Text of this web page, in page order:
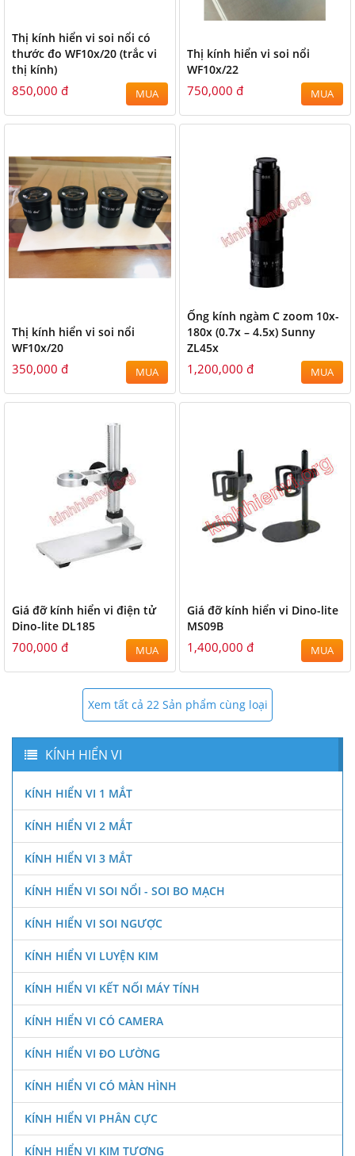
Thị kính hiển vi soi nổi có
thước đo WF10x/20 (trắc vi
thị kính)
850,000 đ MUA
Thị kính hiển vi soi nổi
WF10x/22
750,000 đ MUA
Thị kính hiển vi soi nổi
WF10x/20
350,000 đ MUA
Ống kính ngàm C zoom 10x-
180x (0.7x – 4.5x) Sunny
ZL45x
1,200,000 đ MUA
Giá đỡ kính hiển vi điện tử
Dino-lite DL185
700,000 đ MUA
Giá đỡ kính hiển vi Dino-lite
MS09B
1,400,000 đ MUA
Xem tất cả 22 Sản phẩm cùng loại
KÍNH HIỂN VI
KÍNH HIỂN VI 1 MẮT
KÍNH HIỂN VI 2 MẮT
KÍNH HIỂN VI 3 MẮT
KÍNH HIỂN VI SOI NỔI - SOI BO MẠCH
KÍNH HIỂN VI SOI NGƯỢC
KÍNH HIỂN VI LUYỆN KIM
KÍNH HIỂN VI KẾT NỐI MÁY TÍNH
KÍNH HIỂN VI CÓ CAMERA
KÍNH HIỂN VI ĐO LƯỜNG
KÍNH HIỂN VI CÓ MÀN HÌNH
KÍNH HIỂN VI PHÂN CỰC
KÍNH HIỂN VI KIM TƯƠNG